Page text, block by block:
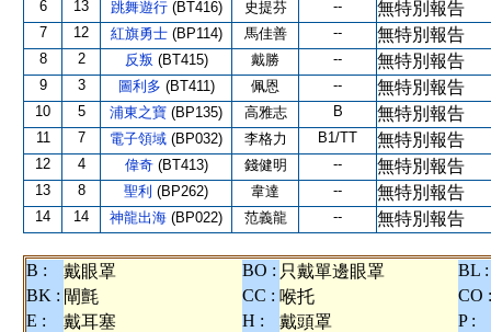
6 13 跳舞遊行 (BT416) 史提芬 -- 無特別報告
7 12 紅旗勇士 (BP114) 馬佳善 -- 無特別報告
8 2 反叛 (BT415) 戴勝 -- 無特別報告
9 3 圖利多 (BT411) 佩恩 -- 無特別報告
10 5 浦東之寶 (BP135) 高雅志 B 無特別報告
11 7 電子領域 (BP032) 李格力 B1/TT 無特別報告
12 4 偉奇 (BT413) 錢健明 -- 無特別報告
13 8 聖利 (BP262) 韋達 -- 無特別報告
14 14 神龍出海 (BP022) 范義龍 -- 無特別報告
B : 戴眼罩 BO : 只戴單邊眼罩
BL :
BK : 閘氈 CC : 喉托
CO :
E :
戴耳塞 H : 戴頭罩
P :